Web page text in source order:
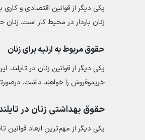
یکی دیگر از قوانین اقتصادی و کاری
زنان باردار در محیط کار است.
حقوق مربوط به ارثیه برای زنان
یکی دیگر از قوانین زنان در
خریدوفروش را خواهند داشت.
حقوق بهداشتی زنان در
یکی دیگر از مهم‌ترین ابعاد قوانین